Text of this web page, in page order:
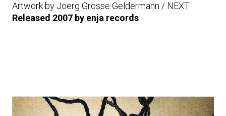
Artwork by Joerg Grosse Geldermann / NEXT
Released 2007 by enja records